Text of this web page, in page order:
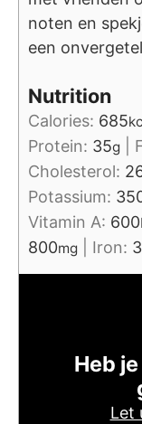
noten en
een
Nutrition
Calories: 685
Protein: 35g
Cholesterol:
Potassium:
Vitamin A: 600
800mg Iron: 3
Heb
Let